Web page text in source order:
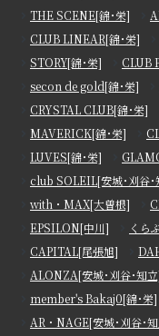
THE SCENE[錦･栄]
CLUB LINEAR[錦･栄]
STORY[錦･栄]
CLUB
secon de gold[錦･栄]
CRYSTAL CLUB[錦･栄]
MAVERICK[錦･栄]
LUVES[錦･栄]
club SOLEIL[安城･刈谷･
with・MAX[大曽根]
EPSILON[中川]
くら
CAPITAL[尾張旭]
ALONZA[安城･刈谷･知
member's Bakaj0[錦･栄]
AR・NAGE[安城･刈谷･